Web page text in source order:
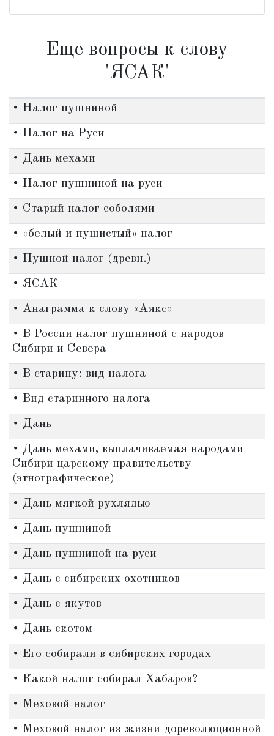
Еще вопросы к слову
'ЯСАК'
• Налог пушниной
• Налог на Руси
• Дань мехами
• Налог пушниной на руси
• Старый налог соболями
• «белый и пушистый» налог
• Пушной налог (древн.)
• ЯСАК
• Анаграмма к слову «Аякс»
• В России налог пушниной с народов
Сибири и Севера
• В старину: вид налога
• Вид старинного налога
• Дань
• Дань мехами, выплачиваемая народами
Сибири царскому правительству
(этнографическое)
• Дань мягкой рухлядью
• Дань пушниной
• Дань пушниной на руси
• Дань с сибирских охотников
• Дань с якутов
• Дань скотом
• Его собирали в сибирских городах
• Какой налог собирал Хабаров?
• Меховой налог
• Меховой налог из жизни дореволюционной